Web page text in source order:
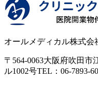
オールメディカル株式会
〒564-0063大阪府吹田市
ル1002号TEL：06-7893-